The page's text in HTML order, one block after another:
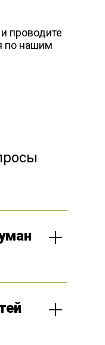
проводите
по нашим
является
К